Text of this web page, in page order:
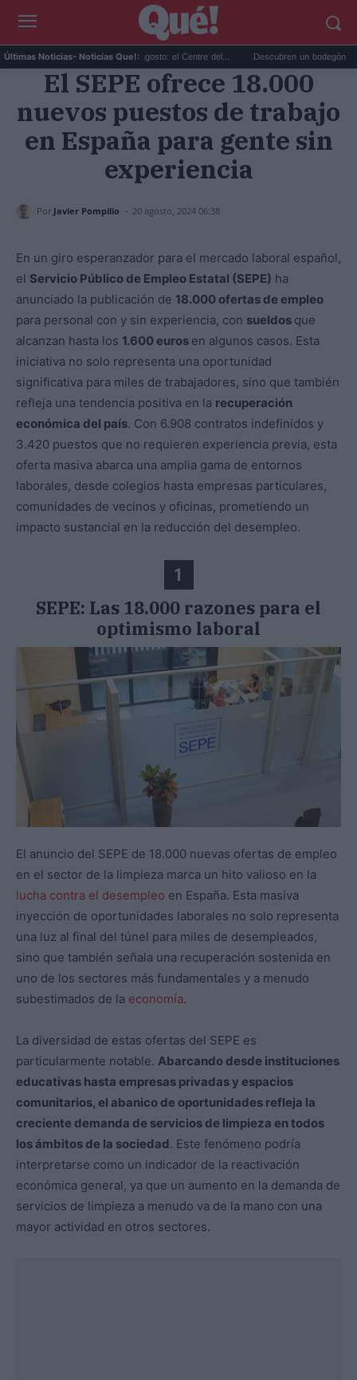
Últimas Noticias- Noticias Que!:
gratis en Valencia en agosto: el Centre del... Descubren un bodegón de
El SEPE ofrece 18.000
nuevos puestos de trabajo
en España para gente sin
experiencia
Por Javier Pompilio - 20 agosto, 2024 06:38
En un giro esperanzador para el mercado laboral español,
el Servicio Público de Empleo Estatal (SEPE) ha
anunciado la publicación de 18.000 ofertas de empleo
para personal con y sin experiencia, con sueldos que
alcanzan hasta los 1.600 euros en algunos casos. Esta
iniciativa no solo representa una oportunidad
significativa para miles de trabajadores, sino que también
refleja una tendencia positiva en la recuperación
económica del país. Con 6.908 contratos indefinidos y
3.420 puestos que no requieren experiencia previa, esta
oferta masiva abarca una amplia gama de entornos
laborales, desde colegios hasta empresas particulares,
comunidades de vecinos y oficinas, prometiendo un
impacto sustancial en la reducción del desempleo.
1
SEPE: Las 18.000 razones para el
optimismo laboral
El anuncio del SEPE de 18.000 nuevas ofertas de empleo
en el sector de la limpieza marca un hito valioso en la
lucha contra el desempleo en España. Esta masiva
inyección de oportunidades laborales no solo representa
una luz al final del túnel para miles de desempleados,
sino que también señala una recuperación sostenida en
uno de los sectores más fundamentales y a menudo
subestimados de la economía.
La diversidad de estas ofertas del SEPE es
particularmente notable. Abarcando desde instituciones
educativas hasta empresas privadas y espacios
comunitarios, el abanico de oportunidades refleja la
creciente demanda de servicios de limpieza en todos
los ámbitos de la sociedad. Este fenómeno podría
interpretarse como un indicador de la reactivación
económica general, ya que un aumento en la demanda de
servicios de limpieza a menudo va de la mano con una
mayor actividad en otros sectores.